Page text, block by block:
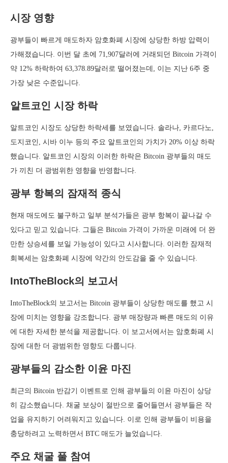
시장 영향
광부들이 빠르게 매도하자 암호화폐 시장에 상당한 하방 압력이
가해졌습니다. 이번 달 초에 71,907달러에 거래되던 Bitcoin 가격이
약 12% 하락하여 63,378.89달러로 떨어졌는데, 이는 지난 6주 중
가장 낮은 수준입니다.
알트코인 시장 하락
알트코인 시장도 상당한 하락세를 보였습니다. 솔라나, 카르다노,
도지코인, 시바 이누 등의 주요 알트코인의 가치가 20% 이상 하락
했습니다. 알트코인 시장의 이러한 하락은 Bitcoin 광부들의 매도
가 끼친 더 광범위한 영향을 반영합니다.
광부 항복의 잠재적 종식
현재 매도에도 불구하고 일부 분석가들은 광부 항복이 끝나갈 수
있다고 믿고 있습니다. 그들은 Bitcoin 가격이 가까운 미래에 더 완
만한 상승세를 보일 가능성이 있다고 시사합니다. 이러한 잠재적
회복세는 암호화폐 시장에 약간의 안도감을 줄 수 있습니다.
IntoTheBlock의 보고서
IntoTheBlock의 보고서는 Bitcoin 광부들이 상당한 매도를 했고 시
장에 미치는 영향을 강조합니다. 광부 매장량과 빠른 매도의 이유
에 대한 자세한 분석을 제공합니다. 이 보고서에서는 암호화폐 시
장에 대한 더 광범위한 영향도 다룹니다.
광부들의 감소한 이윤 마진
최근의 Bitcoin 반감기 이벤트로 인해 광부들의 이윤 마진이 상당
히 감소했습니다. 채굴 보상이 절반으로 줄어들면서 광부들은 작
업을 유지하기 어려워지고 있습니다. 이로 인해 광부들이 비용을
충당하려고 노력하면서 BTC 매도가 늘었습니다.
주요 채굴 풀 참여